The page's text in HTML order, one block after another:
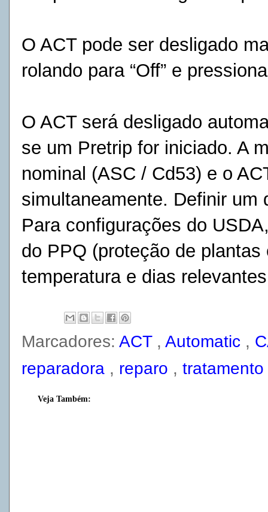
O ACT pode ser desligado
rolando para “Off” e
O ACT será desligado
se um Pretrip for iniciado. A
nominal (ASC / Cd53) e o
simultaneamente. Definir um
Para configurações do
do PPQ (proteção de
temperatura e dias
Marcadores: ACT , Automatic ,
reparadora , reparo , tratamento
Veja Também: